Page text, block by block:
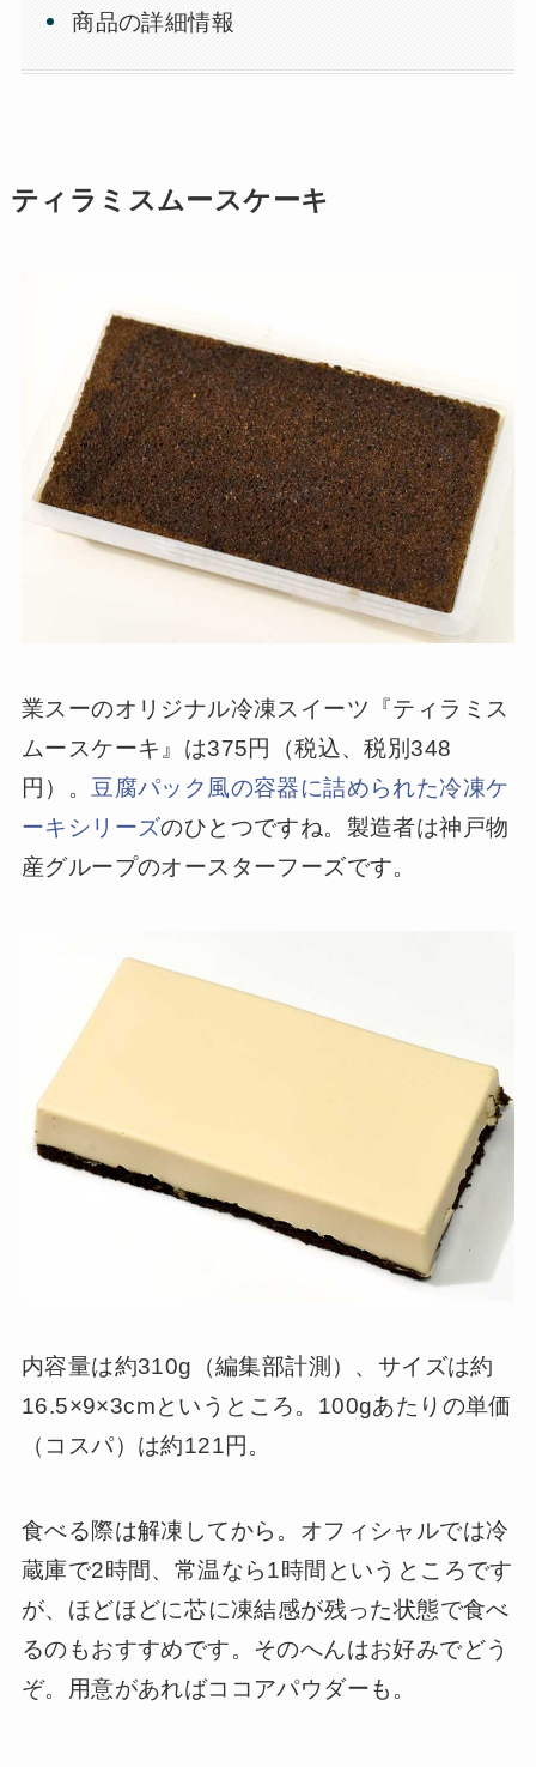
商品の詳細情報
ティラミスムースケーキ
業スーのオリジナル冷凍スイーツ『ティラミス
ムースケーキ』は375円（税込、税別348
円）。 豆腐パック風の容器に詰められた冷凍ケ
ーキシリーズのひとつですね。製造者は神戸物
産グループのオースターフーズです。
内容量は約310g（編集部計測）、サイズは約
16.5×9×3cmというところ。100gあたりの単価
（コスパ）は約121円。
食べる際は解凍してから。オフィシャルでは冷
蔵庫で2時間、常温なら1時間というところです
が、ほどほどに芯に凍結感が残った状態で食べ
るのもおすすめです。そのへんはお好みでどう
ぞ。用意があればココアパウダーも。